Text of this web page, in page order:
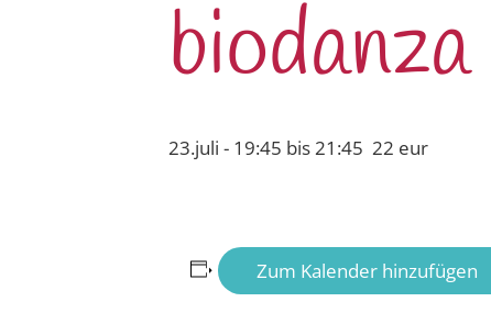
23.juli - 19:45 bis21:45 22 eur
Zum Kalender hinzufügen